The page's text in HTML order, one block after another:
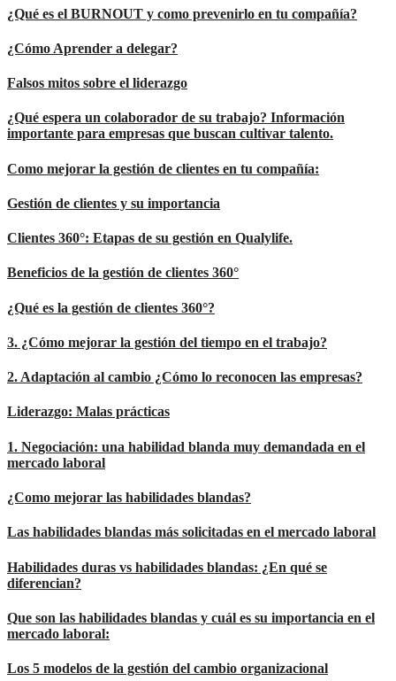
¿Qué es el BURNOUT y como prevenirlo en tu compañía?
¿Cómo Aprender a delegar?
Falsos mitos sobre el liderazgo
¿Qué espera un colaborador de su trabajo? Información
importante para empresas que buscan cultivar talento.
Como mejorar la gestión de clientes en tu compañía:
Gestión de clientes y su importancia
Clientes 360°: Etapas de su gestión en Qualylife.
Beneficios de la gestión de clientes 360°
¿Qué es la gestión de clientes 360°?
3. ¿Cómo mejorar la gestión del tiempo en el trabajo?
2. Adaptación al cambio ¿Cómo lo reconocen las empresas?
Liderazgo: Malas prácticas
1. Negociación: una habilidad blanda muy demandada en el
mercado laboral
¿Como mejorar las habilidades blandas?
Las habilidades blandas más solicitadas en el mercado laboral
Habilidades duras vs habilidades blandas: ¿En qué se
diferencian?
Que son las habilidades blandas y cuál es su importancia en el
mercado laboral:
Los 5 modelos de la gestión del cambio organizacional